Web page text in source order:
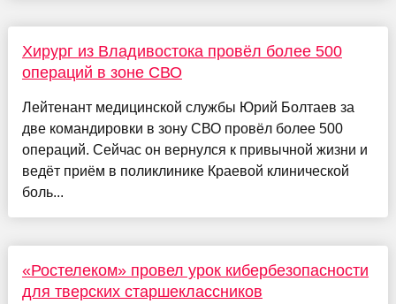
Хирург из Владивостока провёл более 500
операций в зоне СВО
Лейтенант медицинской службы Юрий Болтаев за
две командировки в зону СВО провёл более 500
операций. Сейчас он вернулся к привычной жизни и
ведёт приём в поликлинике Краевой клинической
боль...
«Ростелеком» провел урок кибербезопасности
для тверских старшеклассников